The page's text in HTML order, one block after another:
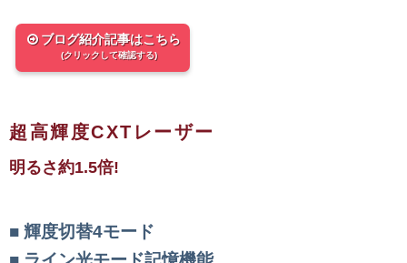
ブログ紹介記事はこちら
(クリックして確認する)
超高輝度CXTレーザー
明るさ約1.5倍!
輝度切替4モード